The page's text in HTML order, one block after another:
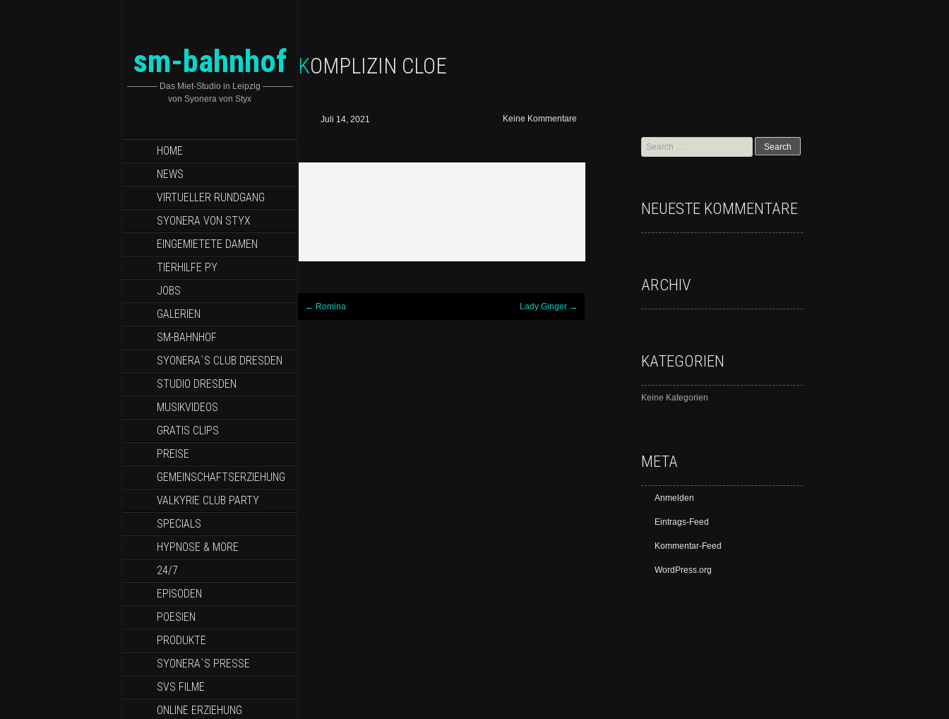
sm-bahnhof
———– Das Miet-Studio in Leipzig ———–
von Syonera von Styx
HOME
NEWS
VIRTUELLER RUNDGANG
SYONERA VON STYX
EINGEMIETETE DAMEN
TIERHILFE PY
JOBS
GALERIEN
SM-BAHNHOF
SYONERA`S CLUB DRESDEN
STUDIO DRESDEN
MUSIKVIDEOS
GRATIS CLIPS
PREISE
GEMEINSCHAFTSERZIEHUNG
VALKYRIE CLUB PARTY
SPECIALS
HYPNOSE & MORE
24/7
EPISODEN
POESIEN
PRODUKTE
SYONERA`S PRESSE
SVS FILME
ONLINE ERZIEHUNG
KOMPLIZIN CLOE
Juli 14, 2021 Keine Kommentare
← Romina Lady Ginger →
NEUESTE KOMMENTARE
ARCHIV
KATEGORIEN
Keine Kategorien
META
Anmelden
Eintrags-Feed
Kommentar-Feed
WordPress.org